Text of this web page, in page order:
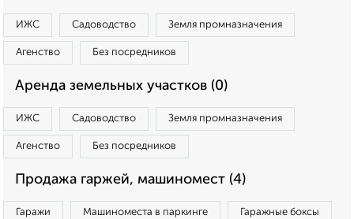
ИЖС Садоводство Земля промназначения
Агенство Без посредников
Аренда земельных участков (0)
ИЖС Садоводство Земля промназначения
Агенство Без посредников
Продажа гаржей, машиномест (4)
Гаражи Машиноместа в паркинге Гаражные боксы